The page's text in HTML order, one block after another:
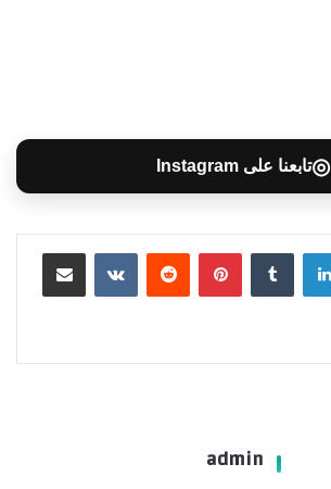
◎تابعنا على Instagram
لينكدإن بينتيريست مشاركة عبر البريد
admin